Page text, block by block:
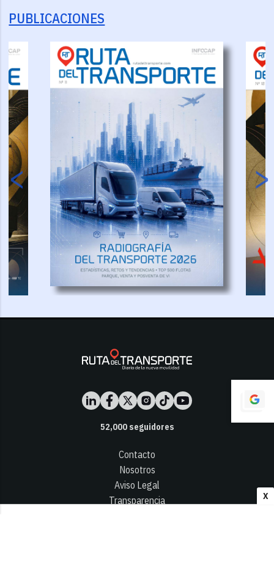
X
PUBLICACIONES
52,000seguidores
Contacto
Nosotros
Aviso Legal
Transparencia